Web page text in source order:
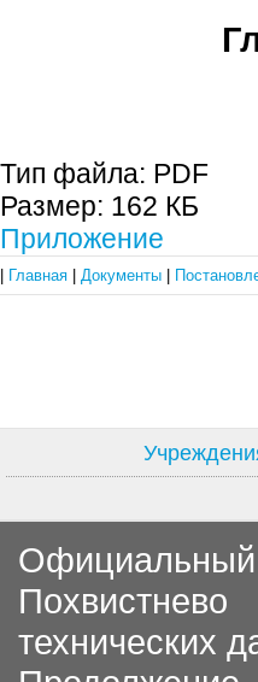
Тип файла: PDF
Размер: 162 КБ
Приложение
Главная Документы
технических